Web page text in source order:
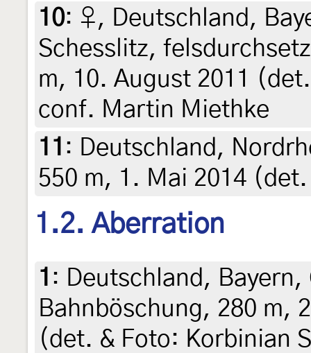
10: ♀, Deutschland,
Schesslitz,
m, 10. August 2011
conf. Martin Miethke
11 : Deutschland,
550 m, 1. Mai 2014
1.2. Aberration
1 : Deutschland,
Bahnböschung, 280 m,
(det. & Foto: Korbinian